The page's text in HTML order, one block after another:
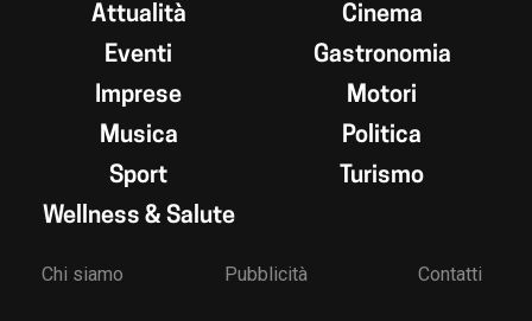
Attualità
Cinema
Eventi
Gastronomia
Imprese
Motori
Musica
Politica
Sport
Turismo
Wellness & Salute
Chi siamo Pubblicità Contatti